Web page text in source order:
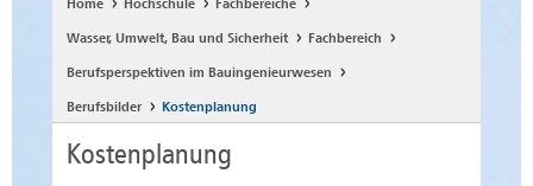
Unternehmen und Institutionen
International
Home Hochschule Fachbereiche
Wasser, Umwelt, Bau und Sicherheit Fachbereich
Berufsperspektiven im Bauingenieurwesen
Berufsbilder Kostenplanung
Kostenplanung